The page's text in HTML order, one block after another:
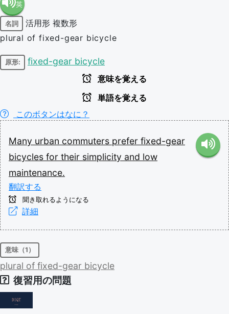
語（米
国）
(en-US)
英
語（イ
ギリ
(en-GB)
名詞 活用形 複数形
plural of fixed-gear bicycle
原形: fixed-gear bicycle
意味を覚える
単語を覚える
このボタンはなに？
Many urban commuters prefer fixed-gear
bicycles for their simplicity and low
maintenance.
翻訳する
聞き取れるようになる
詳細
意味（1）
plural of fixed-gear bicycle
復習用の問題